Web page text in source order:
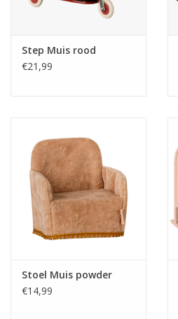
Step Muis rood
€21,99
Stoel Muis powder
€14,99